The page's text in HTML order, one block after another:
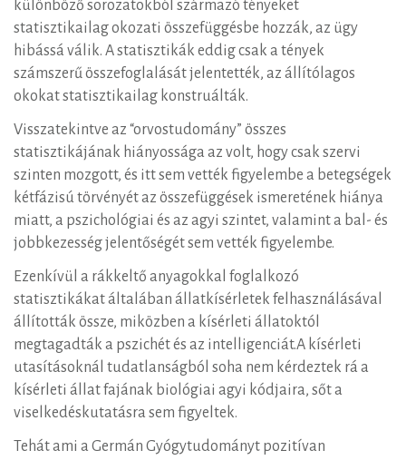
különböző sorozatokból származó tényeket
statisztikailag okozati összefüggésbe hozzák, az ügy
hibássá válik. A statisztikák eddig csak a tények
számszerű összefoglalását jelentették, az állítólagos
okokat statisztikailag konstruálták.
Visszatekintve az “orvostudomány” összes
statisztikájának hiányossága az volt, hogy csak szervi
szinten mozgott, és itt sem vették figyelembe a betegségek
kétfázisú törvényét az összefüggések ismeretének hiánya
miatt, a pszichológiai és az agyi szintet, valamint a bal- és
jobbkezesség jelentőségét sem vették figyelembe.
Ezenkívül a rákkeltő anyagokkal foglalkozó
statisztikákat általában állatkísérletek felhasználásával
állították össze, miközben a kísérleti állatoktól
megtagadták a pszichét és az intelligenciát.A kísérleti
utasításoknál tudatlanságból soha nem kérdeztek rá a
kísérleti állat fajának biológiai agyi kódjaira, sőt a
viselkedéskutatásra sem figyeltek.
Tehát ami a Germán Gyógytudományt pozitívan